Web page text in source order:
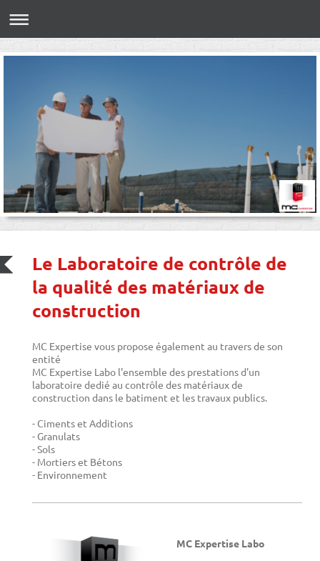
Le Laboratoire de contrôle de
la qualité des matériaux de
construction
MC Expertise vous propose également au travers de son
entité
MC Expertise Labo l'ensemble des prestations d'un
laboratoire dedié au contrôle des matériaux de
construction dans le batiment et les travaux publics.
- Ciments et Additions
- Granulats
- Sols
- Mortiers et Bétons
- Environnement
MC Expertise Labo